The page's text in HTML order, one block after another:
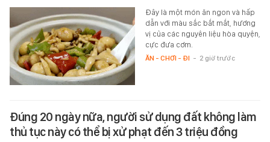
Đây là một món ăn ngon và hấp
dẫn với màu sắc bắt mắt, hương
vị của các nguyên liệu hòa quyện,
cực đưa cơm.
ĂN - CHƠI - ĐI - 2 giờ trước
Đúng 20 ngày nữa, người sử dụng đất không làm
thủ tục này có thể bị xử phạt đến 3 triệu đồng